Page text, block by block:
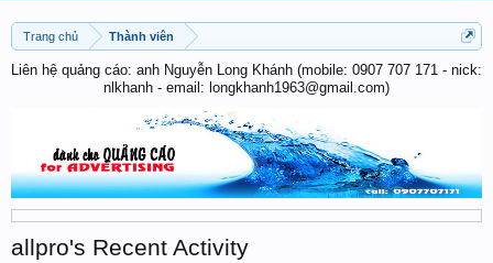
Trang chủ Thành viên
Liên hệ quảng cáo: anh Nguyễn Long Khánh (mobile: 0907 707 171 - nick:
nlkhanh - email: longkhanh1963@gmail.com)
allpro's Recent Activity